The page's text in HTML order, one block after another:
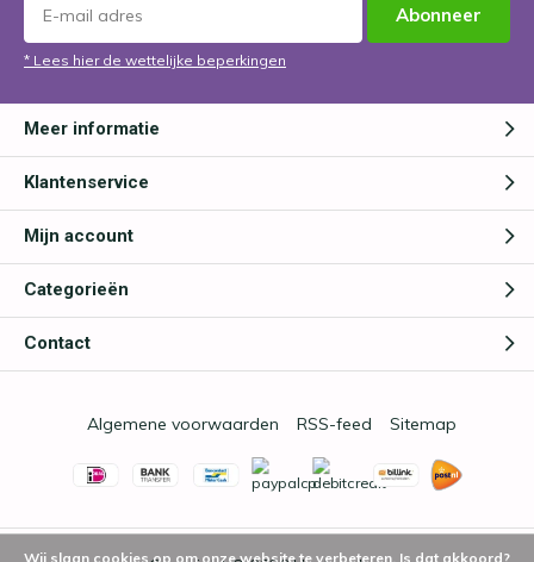
Abonneer
* Lees hier de wettelijke beperkingen
Meer informatie
Klantenservice
Mijn account
Categorieën
Contact
Algemene voorwaarden RSS-feed Sitemap
Wij slaan cookies op om onze website te verbeteren. Is dat akkoord?